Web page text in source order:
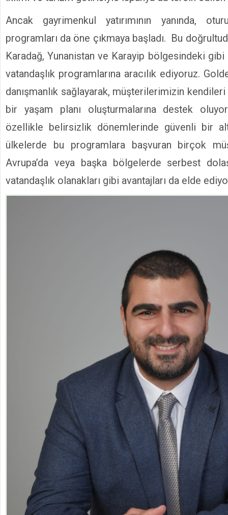
Ancak gayrimenkul yatırımının yanında,
programları da öne çıkmaya başladı. Bu
Karadağ, Yunanistan ve Karayip bölgesindeki
vatandaşlık programlarına aracılık ediyoruz.
danışmanlık sağlayarak, müşterilerimizin
bir yaşam planı oluşturmalarına destek
özellikle belirsizlik dönemlerinde güvenli bir
ülkelerde bu programlara başvuran birçok
Avrupa’da veya başka bölgelerde serbest
vatandaşlık olanakları gibi avantajları da elde